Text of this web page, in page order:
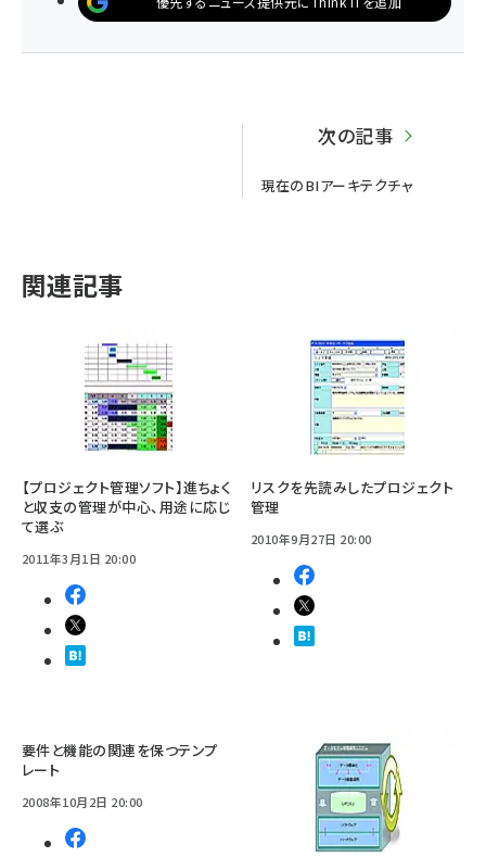
次の記事
現在のBIアーキテクチャ
関連記事
【プロジェクト管理ソフト】進ちょく
と収支の管理が中心、用途に応じ
て選ぶ
2011年3月1日 20:00
リスクを先読みしたプロジェクト
管理
2010年9月27日 20:00
要件と機能の関連を保つテンプ
レート
2008年10月2日 20:00